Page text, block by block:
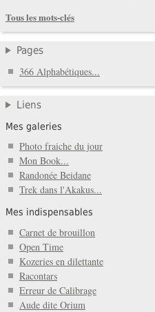
Tous les mots-clés
Pages
366 Alphabétiques...
Liens
Mes galeries
Photo fraiche du jour
Mon Book...
Randonée Beidane
Trek dans l'Akakus...
Mes indispensables
Carnet de brouillon
Open Time
Kozeries en dilettante
Racontars
Erreur de Calibrage
Aude dite Orium